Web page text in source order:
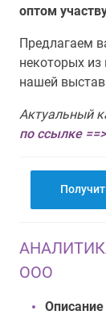
оптом
Предлагаем
некоторых
нашей
Актуальный
по ссылке ==>
ООО
Описание